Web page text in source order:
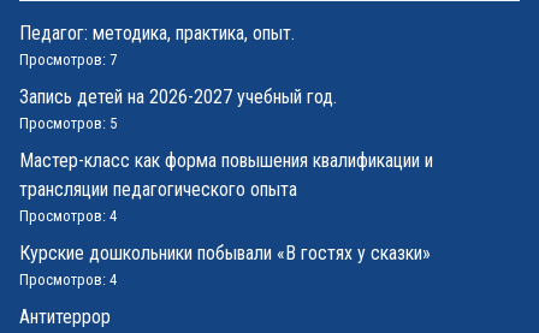
Педагог: методика, практика, опыт.
Просмотров: 7
Запись детей на 2026-2027 учебный год.
Просмотров: 5
Мастер-класс как форма повышения квалификации и
трансляции педагогического опыта
Просмотров: 4
Курские дошкольники побывали «В гостях у сказки»
Просмотров: 4
Антитеррор